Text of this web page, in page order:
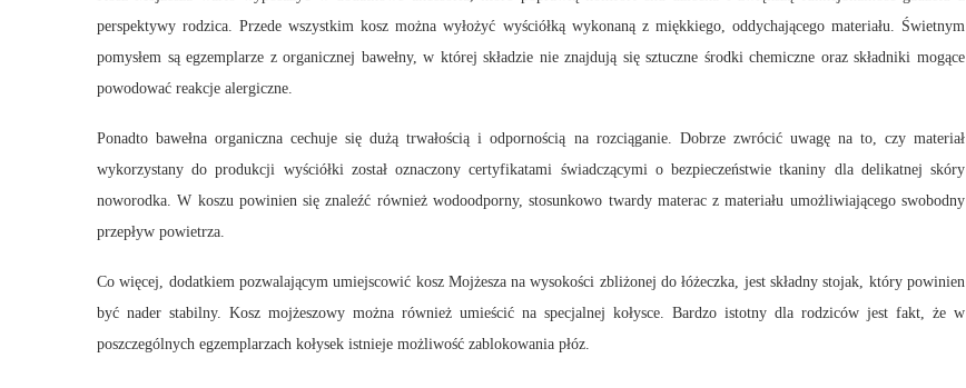
perspektywy rodzica. Przede wszystkim kosz można wyłożyć wyściółką wykonaną z miękkiego, oddychającego materiału. Świetnym
pomysłem są egzemplarze z organicznej bawełny, w której składzie nie znajdują się sztuczne środki chemiczne oraz składniki mogące
powodować reakcje alergiczne.
Ponadto bawełna organiczna cechuje się dużą trwałością i odpornością na rozciąganie. Dobrze zwrócić uwagę na to, czy materiał
wykorzystany do produkcji wyściółki został oznaczony certyfikatami świadczącymi o bezpieczeństwie tkaniny dla delikatnej skóry
noworodka. W koszu powinien się znaleźć również wodoodporny, stosunkowo twardy materac z materiału umożliwiającego swobodny
przepływ powietrza.
Co więcej, dodatkiem pozwalającym umiejscowić kosz Mojżesza na wysokości zbliżonej do łóżeczka, jest składny stojak, który powinien
być nader stabilny. Kosz mojżeszowy można również umieścić na specjalnej kołysce. Bardzo istotny dla rodziców jest fakt, że w
poszczególnych egzemplarzach kołysek istnieje możliwość zablokowania płóz.